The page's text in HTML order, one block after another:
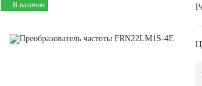
В наличии